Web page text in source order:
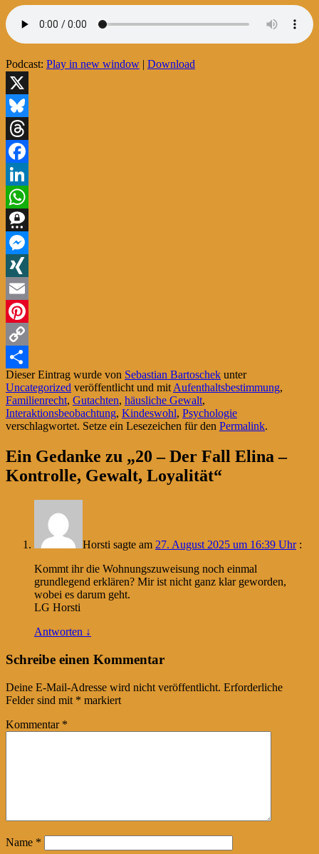
Podcast: Play in new window Download
X
Bluesky
Threads
Facebook
LinkedIn
WhatsApp
Threema
Messenger
XING
Email
Pinterest
Copy
Link
Teilen
Dieser Eintrag wurde von Sebastian Bartoschek unter
Uncategorized veröffentlicht und mitAufenthaltsbestimmung,
Familienrecht, Gutachten, häusliche Gewalt,
Interaktionsbeobachtung, Kindeswohl, Psychologie
verschlagwortet. Setze ein Lesezeichen für den Permalink.
Ein Gedanke zu „20 – Der Fall Elina –
Kontrolle, Gewalt, Loyalität“
Horsti sagte am 27. August 2025 um 16:39 Uhr :
Kommt ihr die Wohnungszuweisung noch einmal
grundlegend erklären? Mir ist nicht ganz klar geworden,
wobei es darum geht.
LG Horsti
Antworten ↓
Schreibe einen Kommentar
Deine E-Mail-Adresse wird nicht veröffentlicht. Erforderliche
Felder sind mit * markiert
Kommentar *
Name *